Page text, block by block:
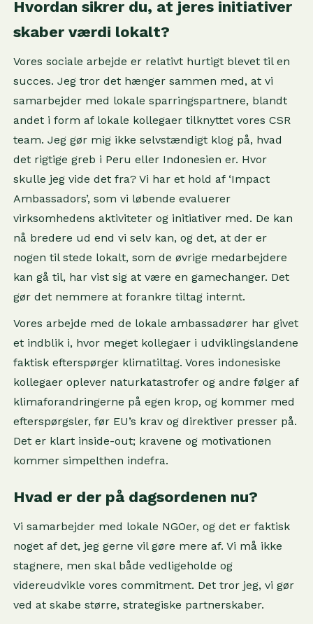
Hvordan sikrer du, at jeres initiativer
skaber værdi lokalt?
Vores sociale arbejde er relativt hurtigt blevet til en
succes. Jeg tror det hænger sammen med, at vi
samarbejder med lokale sparringspartnere, blandt
andet i form af lokale kollegaer tilknyttet vores CSR
team. Jeg gør mig ikke selvstændigt klog på, hvad
det rigtige greb i Peru eller Indonesien er. Hvor
skulle jeg vide det fra? Vi har et hold af ‘Impact
Ambassadors’, som vi løbende evaluerer
virksomhedens aktiviteter og initiativer med. De kan
nå bredere ud end vi selv kan, og det, at der er
nogen til stede lokalt, som de øvrige medarbejdere
kan gå til, har vist sig at være en gamechanger. Det
gør det nemmere at forankre tiltag internt.
Vores arbejde med de lokale ambassadører har givet
et indblik i, hvor meget kollegaer i udviklingslandene
faktisk efterspørger klimatiltag. Vores indonesiske
kollegaer oplever naturkatastrofer og andre følger af
klimaforandringerne på egen krop, og kommer med
efterspørgsler, før EU’s krav og direktiver presser på.
Det er klart inside-out; kravene og motivationen
kommer simpelthen indefra.
Hvad er der på dagsordenen nu?
Vi samarbejder med lokale NGOer, og det er faktisk
noget af det, jeg gerne vil gøre mere af. Vi må ikke
stagnere, men skal både vedligeholde og
videreudvikle vores commitment. Det tror jeg, vi gør
ved at skabe større, strategiske partnerskaber.